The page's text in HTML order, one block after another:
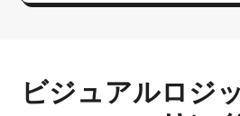
ビジュアルロジ